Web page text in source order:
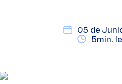
05 de
5min.